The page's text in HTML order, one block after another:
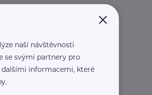
×
naší návštěvnosti
se svými partnery pro
informacemi, které